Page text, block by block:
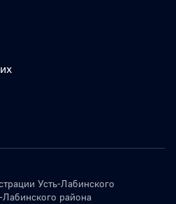
Усть-Лабинского
Лабинского района